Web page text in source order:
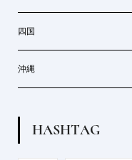
四国
沖縄
HASHTAG